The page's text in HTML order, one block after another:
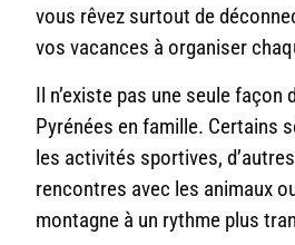
vous rêvez surtout de
vos vacances à organiser
Il n’existe pas une seule façon
Pyrénées en famille. Certains
les activités sportives,
rencontres avec les animaux
montagne à un rythme plus